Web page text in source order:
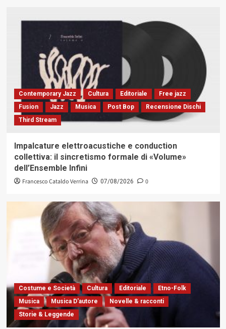
Contemporary Jazz Cultura Editoriale
Free jazz
Fusion
Jazz Musica Post Bop
Recensione Dischi
Third Stream
Impalcature elettroacustiche e conduction
collettiva: il sincretismo formale di «Volume»
dell’Ensemble Infini
Francesco Cataldo Verrina 07/08/2026 0
Costume e Società Cultura Editoriale
Etno-Folk
Musica
Musica D'autore
Novelle & racconti
Storie & Leggende